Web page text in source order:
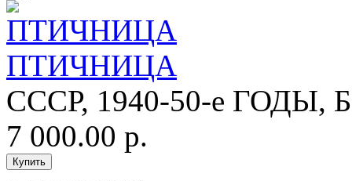
ПТИЧНИЦА
СССР, 1940-50-е ГОДЫ,
7 000.00 р.